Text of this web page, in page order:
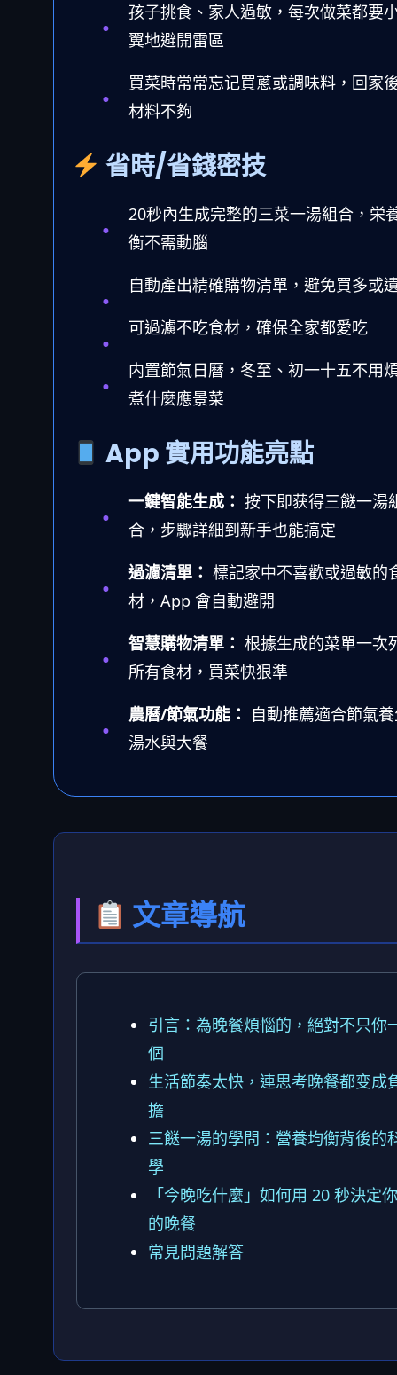
孩子挑食、家人過敏，每次做菜都要
翼地避開雷區
買菜時常常忘记買蔥或調味料，回家
材料不夠
省時/省錢密技
20秒內生成完整的三菜一湯組合，栄
衡不需動腦
自動產出精確購物清單，避免買多或
可過濾不吃食材，確保全家都愛吃
内置節氣日曆，冬至、初一十五不用
煮什麼應景菜
App 實用功能亮點
一鍵智能生成： 按下即获得三餸一湯
合，步驟詳細到新手也能搞定
過濾清單： 標記家中不喜歡或過敏的
材，App 會自動避開
智慧購物清單： 根據生成的菜單一次
所有食材，買菜快狠準
農曆/節氣功能：
自動推薦適合節氣
湯水與大餐
文章導航
引言：為晚餐煩惱的，絕對不只你
個
生活節奏太快，連思考晚餐都变成
擔
三餸一湯的學問：營養均衡背後的
學
「今晚吃什麼」如何用 20 秒決定你
的晚餐
常見問題解答